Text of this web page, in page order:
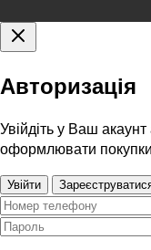
Авторизація
Увійдіть у Ваш
оформлювати покупки
Увійти